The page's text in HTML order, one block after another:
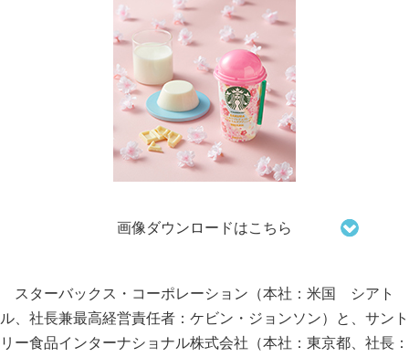
画像ダウンロードはこちら
スターバックス・コーポレーション（本社：米国 シアト
ル、社長兼最高経営責任者：ケビン・ジョンソン）と、サント
リー食品インターナショナル株式会社（本社：東京都、社長：